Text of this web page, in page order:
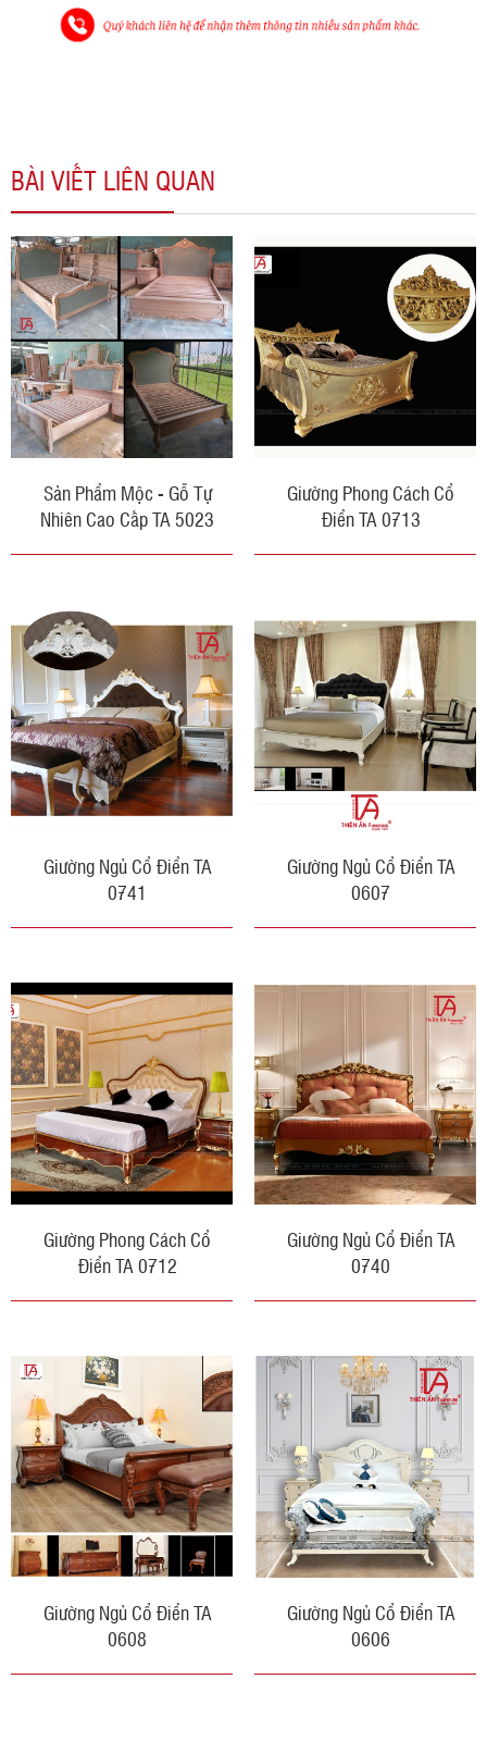
BÀI VIẾT LIÊN QUAN
Sản Phẩm Mộc - Gỗ Tự
Nhiên Cao Cấp TA 5023
Giường Phong Cách Cổ
Điển TA 0713
Giường Ngủ Cổ Điển TA
0741
Giường Ngủ Cổ Điển TA
0607
Giường Phong Cách Cổ
Điển TA 0712
Giường Ngủ Cổ Điển TA
0740
Giường Ngủ Cổ Điển TA
0608
Giường Ngủ Cổ Điển TA
0606